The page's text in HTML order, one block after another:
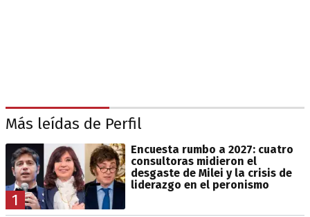
Más leídas de Perfil
1
Encuesta rumbo a 2027: cuatro
consultoras midieron el
desgaste de Milei y la crisis de
liderazgo en el peronismo